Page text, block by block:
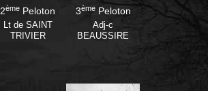
2ème Peloton
Lt de SAINT
TRIVIER
3èmePeloton
Adj-c
BEAUSSIRE